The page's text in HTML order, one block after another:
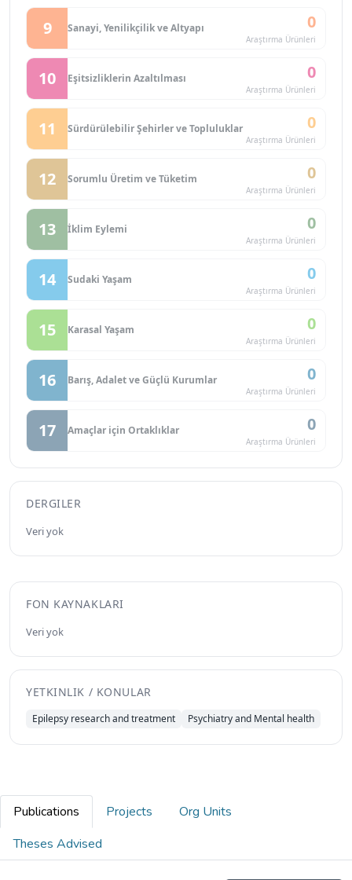
9 Sanayi, Yenilikçilik ve Altyapı 0
Araştırma Ürünleri
10 Eşitsizliklerin Azaltılması 0
Araştırma Ürünleri
11 Sürdürülebilir Şehirler ve Topluluklar 0
Araştırma Ürünleri
12 Sorumlu Üretim ve Tüketim 0
Araştırma Ürünleri
13 İklim Eylemi 0
Araştırma Ürünleri
14 Sudaki Yaşam 0
Araştırma Ürünleri
15 Karasal Yaşam 0
Araştırma Ürünleri
16 Barış, Adalet ve Güçlü Kurumlar 0
Araştırma Ürünleri
17 Amaçlar için Ortaklıklar 0
Araştırma Ürünleri
DERGILER
Veri yok
FON KAYNAKLARI
Veri yok
YETKINLIK / KONULAR
Epilepsy research and treatment Psychiatry and Mental health
Publications Projects
Org Units
Theses Advised